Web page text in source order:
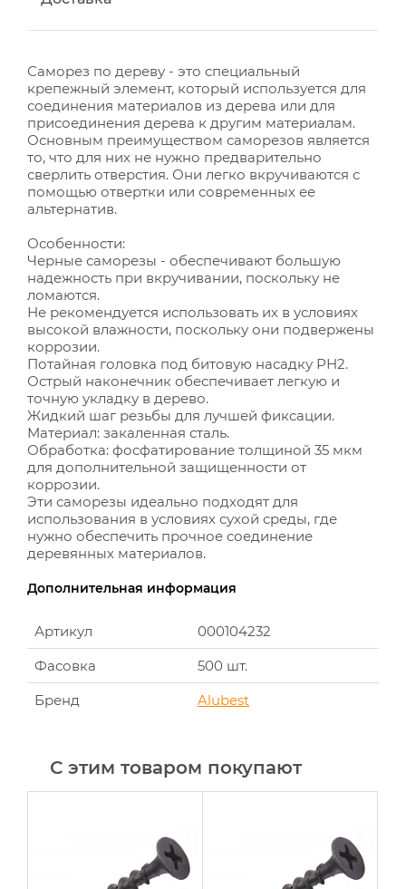
Саморез по дереву - это специальный
крепежный элемент, который используется для
соединения материалов из дерева или для
присоединения дерева к другим материалам.
Основным преимуществом саморезов является
то, что для них не нужно предварительно
сверлить отверстия. Они легко вкручиваются с
помощью отвертки или современных ее
альтернатив.
Особенности:
Черные саморезы - обеспечивают большую
надежность при вкручивании, поскольку не
ломаются.
Не рекомендуется использовать их в условиях
высокой влажности, поскольку они подвержены
коррозии.
Потайная головка под битовую насадку РН2.
Острый наконечник обеспечивает легкую и
точную укладку в дерево.
Жидкий шаг резьбы для лучшей фиксации.
Материал: закаленная сталь.
Обработка: фосфатирование толщиной 35 мкм
для дополнительной защищенности от
коррозии.
Эти саморезы идеально подходят для
использования в условиях сухой среды, где
нужно обеспечить прочное соединение
деревянных материалов.
Дополнительная информация
Артикул
000104232
Фасовка
500 шт.
Бренд
Alubest
С этим товаром покупают